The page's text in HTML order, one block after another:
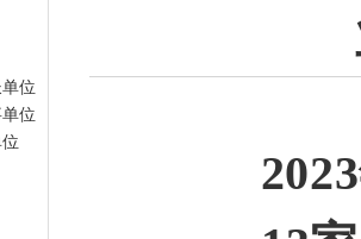
位
位
2023